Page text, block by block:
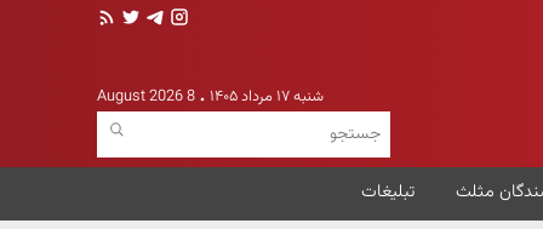
شنبه ۱۷ مرداد ۱۴۰۵ 8 August 2026
مثلث تبلیغات